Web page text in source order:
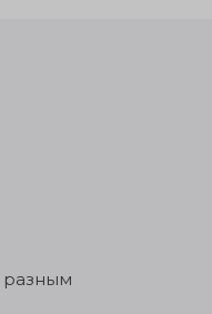
разным